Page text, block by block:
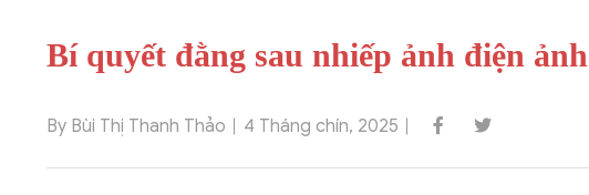
Bí quyết đằng sau nhiếp ảnh điện ảnh
By Bùi Thị Thanh Thảo 4 Tháng chín, 2025